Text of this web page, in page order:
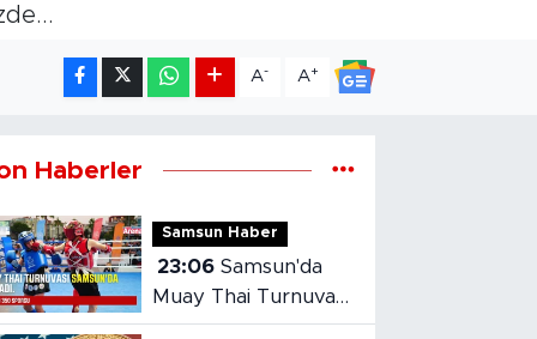
A- A+
Haberler
Samsun Haber
23:06 Samsun'da
Muay Thai Turnuvası
heyecanı başladı